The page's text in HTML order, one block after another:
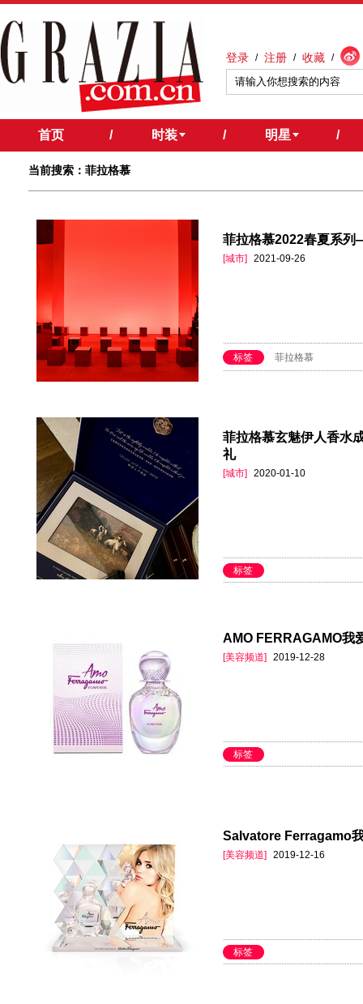
登录 / 注册 / 收藏 /
首页 / 时装 / 明星 /
当前搜索：菲拉格慕
菲拉格慕2022春夏系
[城市] 2021-09-26
标签 菲拉格慕
菲拉格慕玄魅伊人香水
礼
[城市] 2020-01-10
标签
AMO FERRAGAMO我
[美容频道] 2019-12-28
标签
Salvatore Ferragamo
[美容频道] 2019-12-16
标签